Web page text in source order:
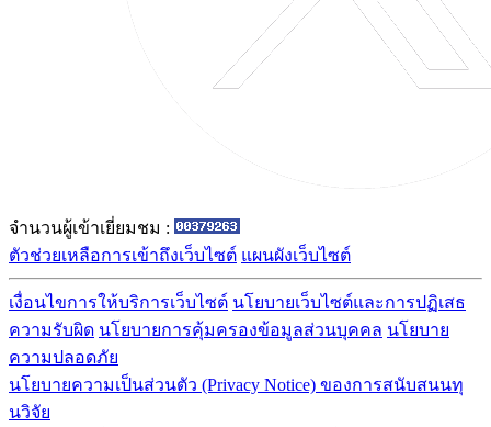
จำนวนผู้เข้าเยี่ยมชม :
ตัวช่วยเหลือการเข้าถึงเว็บไซต์ แผนผังเว็บไซต์
เงื่อนไขการให้บริการเว็บไซต์ นโยบายเว็บไซต์และการปฏิเสธ
ความรับผิด นโยบายการคุ้มครองข้อมูลส่วนบุคคล นโยบาย
ความปลอดภัย
นโยบายความเป็นส่วนตัว (Privacy Notice) ของการสนับสนนทุ
นวิจัย